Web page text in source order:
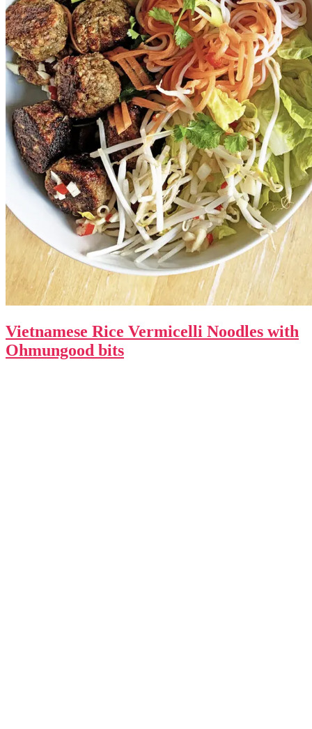
Vietnamese Rice Vermicelli Noodles with
Ohmungood bits